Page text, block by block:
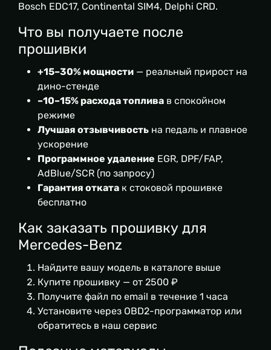
Bosch EDC17, Continental SIM4, Delphi CRD.
Что вы получаете после
прошивки
+15–30% мощности — реальный прирост на
дино-стенде
–10–15% расхода топлива в спокойном
режиме
Лучшая отзывчивость на педаль и плавное
ускорение
Программное удаление EGR, DPF/FAP,
AdBlue/SCR (по запросу)
Гарантия отката к стоковой прошивке
бесплатно
Как заказать прошивку для
Mercedes-Benz
Найдите вашу модель в каталоге выше
Купите прошивку — от 2500 ₽
Получите файл по email в течение 1 часа
Установите через OBD2-программатор или
обратитесь в наш сервис